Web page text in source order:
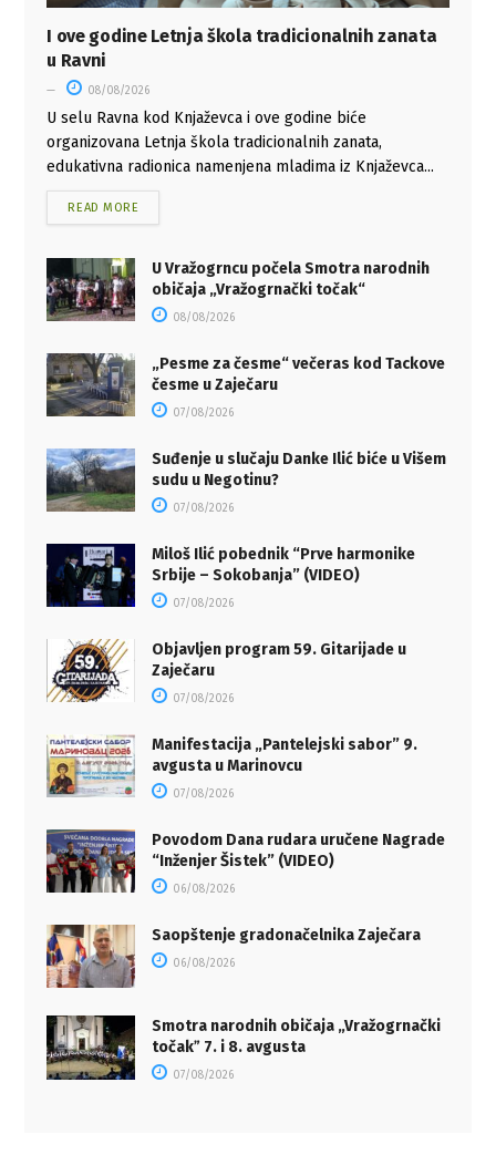
I ove godine Letnja škola tradicionalnih zanata
u Ravni
08/08/2026
U selu Ravna kod Knjaževca i ove godine biće
organizovana Letnja škola tradicionalnih zanata,
edukativna radionica namenjena mladima iz Knjaževca...
READ MORE
U Vražogrncu počela Smotra narodnih
običaja „Vražogrnački točak“
08/08/2026
„Pesme za česme“ večeras kod Tackove
česme u Zaječaru
07/08/2026
Suđenje u slučaju Danke Ilić biće u Višem
sudu u Negotinu?
07/08/2026
Miloš Ilić pobednik “Prve harmonike
Srbije – Sokobanja” (VIDEO)
07/08/2026
Objavljen program 59. Gitarijade u
Zaječaru
07/08/2026
Manifestacija „Pantelejski sabor” 9.
avgusta u Marinovcu
07/08/2026
Povodom Dana rudara uručene Nagrade
“Inženjer Šistek” (VIDEO)
06/08/2026
Saopštenje gradonačelnika Zaječara
06/08/2026
Smotra narodnih običaja „Vražogrnački
točakˮ 7. i 8. avgusta
07/08/2026